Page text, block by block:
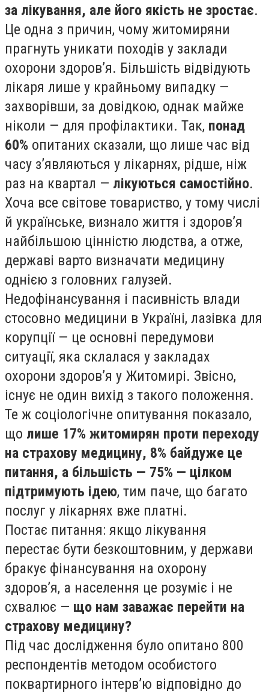
за лікування, але його якість не зростає.
Це одна з причин, чому житомиряни
прагнуть уникати походів у заклади
охорони здоров’я. Більшість відвідують
лікаря лише у крайньому випадку —
захворівши, за довідкою, однак майже
ніколи — для профілактики. Так, понад
60% опитаних сказали, що лише час від
часу з’являються у лікарнях, рідше, ніж
раз на квартал — лікуються самостійно.
Хоча все світове товариство, у тому числі
й українське, визнало життя і здоров’я
найбільшою цінністю людства, а отже,
державі варто визначати медицину
однією з головних галузей.
Недофінансування і пасивність влади
стосовно медицини в Україні, лазівка для
корупції — це основні передумови
ситуації, яка склалася у закладах
охорони здоров’я у Житомирі. Звісно,
існує не один вихід з такого положення.
Те ж соціологічне опитування показало,
що лише 17% житомирян проти переходу
на страхову медицину, 8% байдуже це
питання, а більшість — 75% — цілком
підтримують ідею, тим паче, що багато
послуг у лікарнях вже платні.
Постає питання: якщо лікування
перестає бути безкоштовним, у держави
бракує фінансування на охорону
здоров’я, а населення це розуміє і не
схвалює — що нам заважає перейти на
страхову медицину?
Під час дослідження було опитано 800
респондентів методом особистого
поквартирного інтерв’ю відповідно до